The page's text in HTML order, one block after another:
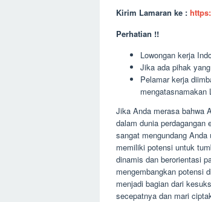
Kirim Lamaran ke :
Perhatian !!
Lowongan kerja
Jika ada pihak
Pelamar kerja
mengatasnamakan
Jika Anda merasa bahwa
dalam dunia
sangat mengundang
memiliki potensi untuk
dinamis dan berorientasi
mengembangkan potensi
menjadi bagian dari
secepatnya dan mari